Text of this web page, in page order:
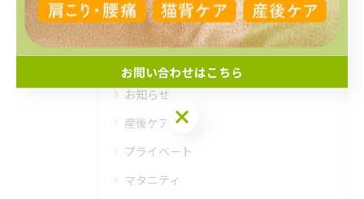
EMS
セルフケア
その他
お知らせ
産後ケア
プライベート
マタニティ
お問い合わせはこちら